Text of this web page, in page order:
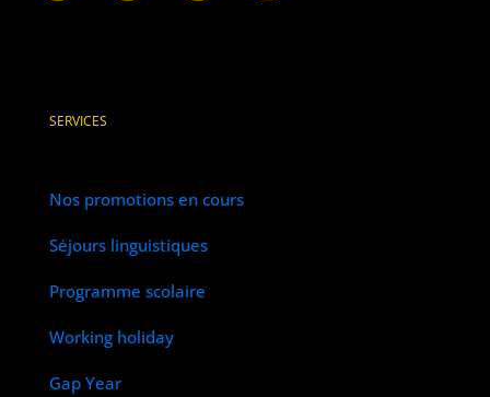
SERVICES
Nos promotions en cours
Séjours linguistiques
Programme scolaire
Working holiday
Gap Year